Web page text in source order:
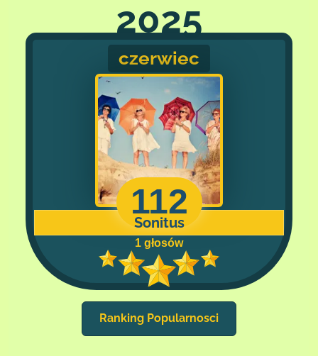
2025
czerwiec
112
Sonitus
1 głosów
Ranking Popularnosci